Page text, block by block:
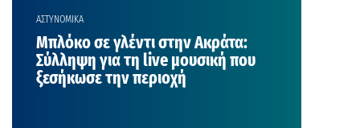
ΑΣΤΥΝΟΜΙΚΑ
Μπλόκο σε γλέντι στην Ακράτα:
Σύλληψη για τη live μουσική που
ξεσήκωσε την περιοχή